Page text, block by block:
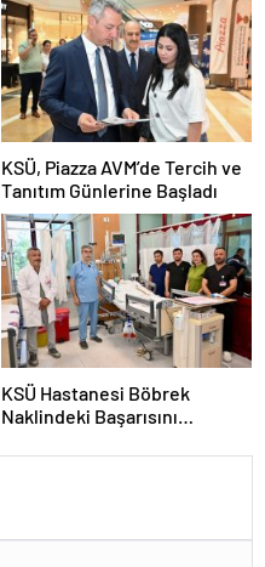
KSÜ, Piazza AVM’de Tercih ve
Tanıtım Günlerine Başladı
KSÜ Hastanesi Böbrek
Naklindeki Başarısını